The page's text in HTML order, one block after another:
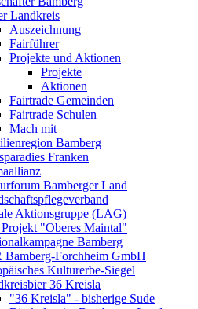
Landkreis
Auszeichnung
Fairführer
Projekte und Aktionen
Projekte
Aktionen
Fairtrade Gemeinden
Fairtrade Schulen
Mach mit
Bamberg
Franken
Bamberger Land
Aktionsgruppe (LAG)
"Oberes Maintal"
Bamberg
Bamberg-Forchheim GmbH
Kulturerbe-Siegel
36 Kreisla
"36 Kreisla" - bisherige Sude